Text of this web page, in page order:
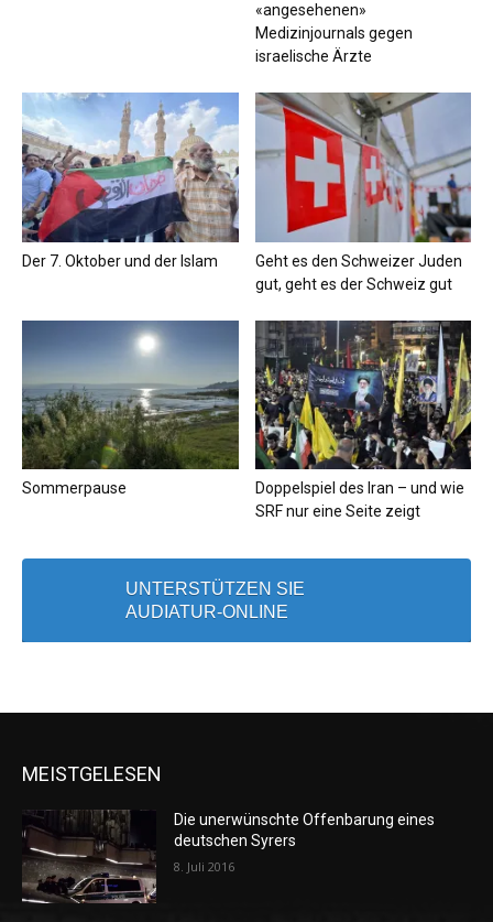
«angesehenen»
Medizinjournals gegen
israelische Ärzte
Der 7. Oktober und der Islam
Geht es den Schweizer Juden
gut, geht es der Schweiz gut
Sommerpause
Doppelspiel des Iran – und wie
SRF nur eine Seite zeigt
UNTERSTÜTZEN SIE
AUDIATUR-ONLINE
MEISTGELESEN
Die unerwünschte Offenbarung eines
deutschen Syrers
8. Juli 2016